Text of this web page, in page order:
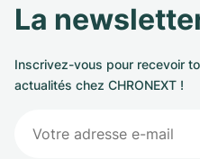
La
Inscrivez-vous pour recevoir
actualités chez CHRONEXT !